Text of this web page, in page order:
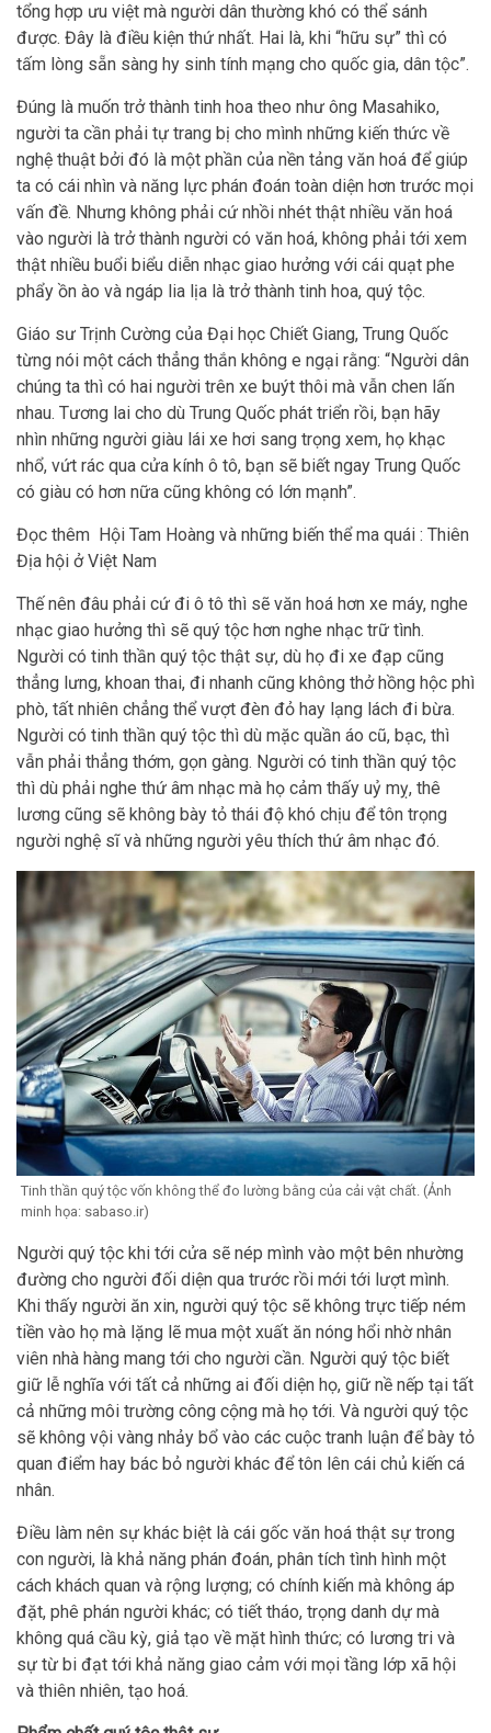
tổng hợp ưu việt mà người dân thường khó có thể sánh
được. Đây là điều kiện thứ nhất. Hai là, khi “hữu sự” thì có
tấm lòng sẵn sàng hy sinh tính mạng cho quốc gia, dân tộc”.
Đúng là muốn trở thành tinh hoa theo như ông Masahiko,
người ta cần phải tự trang bị cho mình những kiến thức về
nghệ thuật bởi đó là một phần của nền tảng văn hoá để giúp
ta có cái nhìn và năng lực phán đoán toàn diện hơn trước mọi
vấn đề. Nhưng không phải cứ nhồi nhét thật nhiều văn hoá
vào người là trở thành người có văn hoá, không phải tới xem
thật nhiều buổi biểu diễn nhạc giao hưởng với cái quạt phe
phẩy ồn ào và ngáp lia lịa là trở thành tinh hoa, quý tộc.
Giáo sư Trịnh Cường của Đại học Chiết Giang, Trung Quốc
từng nói một cách thẳng thắn không e ngại rằng: “Người dân
chúng ta thì có hai người trên xe buýt thôi mà vẫn chen lấn
nhau. Tương lai cho dù Trung Quốc phát triển rồi, bạn hãy
nhìn những người giàu lái xe hơi sang trọng xem, họ khạc
nhổ, vứt rác qua cửa kính ô tô, bạn sẽ biết ngay Trung Quốc
có giàu có hơn nữa cũng không có lớn mạnh”.
Đọc thêm Hội Tam Hoàng và những biến thể ma quái : Thiên
Địa hội ở Việt Nam
Thế nên đâu phải cứ đi ô tô thì sẽ văn hoá hơn xe máy, nghe
nhạc giao hưởng thì sẽ quý tộc hơn nghe nhạc trữ tình.
Người có tinh thần quý tộc thật sự, dù họ đi xe đạp cũng
thẳng lưng, khoan thai, đi nhanh cũng không thở hồng hộc phì
phò, tất nhiên chẳng thể vượt đèn đỏ hay lạng lách đi bừa.
Người có tinh thần quý tộc thì dù mặc quần áo cũ, bạc, thì
vẫn phải thẳng thớm, gọn gàng. Người có tinh thần quý tộc
thì dù phải nghe thứ âm nhạc mà họ cảm thấy uỷ mỵ, thê
lương cũng sẽ không bày tỏ thái độ khó chịu để tôn trọng
người nghệ sĩ và những người yêu thích thứ âm nhạc đó.
Tinh thần quý tộc vốn không thể đo lường bằng của cải vật chất. (Ảnh
minh họa: sabaso.ir)
Người quý tộc khi tới cửa sẽ nép mình vào một bên nhường
đường cho người đối diện qua trước rồi mới tới lượt mình.
Khi thấy người ăn xin, người quý tộc sẽ không trực tiếp ném
tiền vào họ mà lặng lẽ mua một xuất ăn nóng hổi nhờ nhân
viên nhà hàng mang tới cho người cần. Người quý tộc biết
giữ lễ nghĩa với tất cả những ai đối diện họ, giữ nề nếp tại tất
cả những môi trường công cộng mà họ tới. Và người quý tộc
sẽ không vội vàng nhảy bổ vào các cuộc tranh luận để bày tỏ
quan điểm hay bác bỏ người khác để tôn lên cái chủ kiến cá
nhân.
Điều làm nên sự khác biệt là cái gốc văn hoá thật sự trong
con người, là khả năng phán đoán, phân tích tình hình một
cách khách quan và rộng lượng; có chính kiến mà không áp
đặt, phê phán người khác; có tiết tháo, trọng danh dự mà
không quá cầu kỳ, giả tạo về mặt hình thức; có lương tri và
sự từ bi đạt tới khả năng giao cảm với mọi tầng lớp xã hội
và thiên nhiên, tạo hoá.